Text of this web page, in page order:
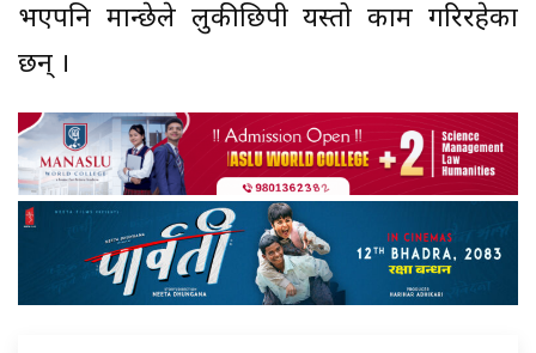
भएपनि मान्छेले लुकीछिपी यस्तो काम गरिरहेका
छन् ।